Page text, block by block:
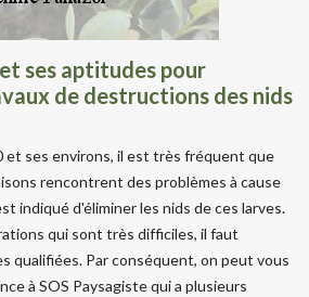
ses aptitudes pour
de destructions des nids
et ses environs, il est très fréquent que
rencontrent des problèmes à cause
indiqué d'éliminer les nids de ces larves.
qui sont très difficiles, il faut
qualifiées. Par conséquent, on peut vous
à SOS Paysagiste qui a plusieurs